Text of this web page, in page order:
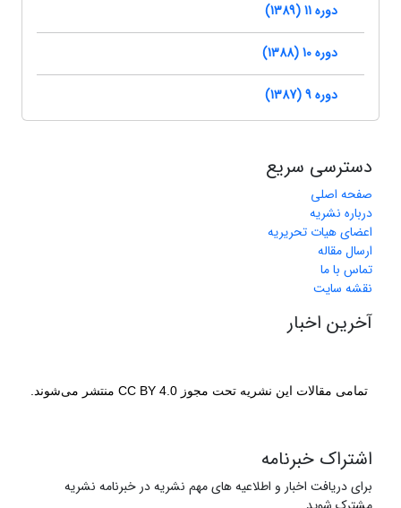
دوره 11 (1389)
دوره 10 (1388)
دوره 9 (1387)
دسترسی سریع
صفحه اصلی
درباره نشریه
اعضای هیات تحریریه
ارسال مقاله
تماس با ما
نقشه سایت
آخرین اخبار
تمامی مقالات این نشریه تحت مجوز CC BY 4.0 منتشر می‌شوند.
اشتراک خبرنامه
برای دریافت اخبار و اطلاعیه های مهم نشریه در خبرنامه نشریه